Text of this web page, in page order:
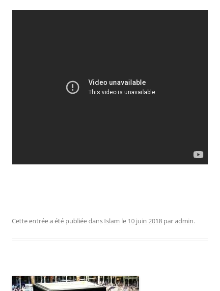
Cette entrée a été publiée dans Islam le 10 juin 2018 paradmin.